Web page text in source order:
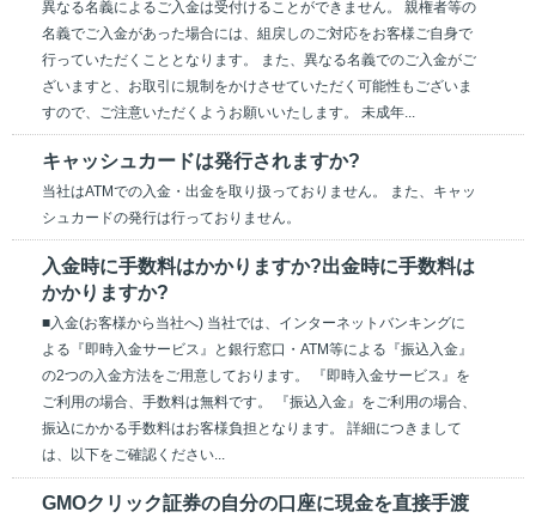
異なる名義によるご入金は受付けることができません。 親権者等の
名義でご入金があった場合には、組戻しのご対応をお客様ご自身で
行っていただくこととなります。 また、異なる名義でのご入金がご
ざいますと、お取引に規制をかけさせていただく可能性もございま
すので、ご注意いただくようお願いいたします。 未成年...
キャッシュカードは発行されますか?
当社はATMでの入金・出金を取り扱っておりません。 また、キャッ
シュカードの発行は行っておりません。
入金時に手数料はかかりますか?出金時に手数料は
かかりますか?
■入金(お客様から当社へ) 当社では、インターネットバンキングに
よる『即時入金サービス』と銀行窓口・ATM等による『振込入金』
の2つの入金方法をご用意しております。 『即時入金サービス』を
ご利用の場合、手数料は無料です。 『振込入金』をご利用の場合、
振込にかかる手数料はお客様負担となります。 詳細につきまして
は、以下をご確認ください...
GMOクリック証券の自分の口座に現金を直接手渡